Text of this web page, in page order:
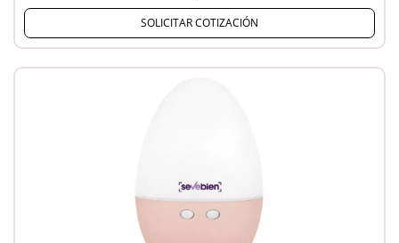
SOLICITAR COTIZACIÓN